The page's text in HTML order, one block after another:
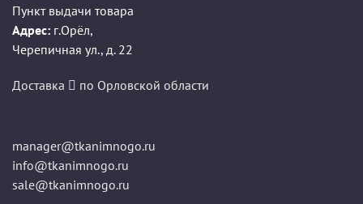
Пункт выдачи товара
Адрес: г.Орёл,
Черепичная ул., д. 22
Доставка по Орловской области
manager@tkanimnogo.ru
info@tkanimnogo.ru
sale@tkanimnogo.ru